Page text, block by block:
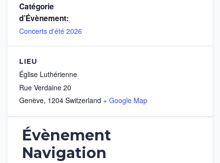
Catégorie
d’Évènement:
Concerts d'été 2026
LIEU
Église Luthérienne
Rue Verdaine 20
Genève, 1204 Switzerland + Google Map
Évènement
Navigation